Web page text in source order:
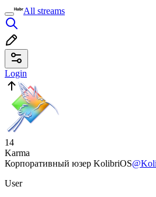
All streams
Login
14
Karma
Корпоративный юзер KolibriOS
User